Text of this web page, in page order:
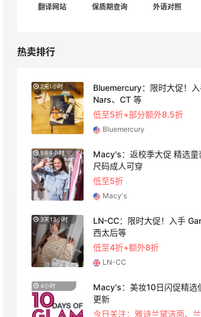
翻译网站 保质期查询 外语对照
热卖排行
2天1小时
Bluemercury：限时大促！入
Nars、CT 等
低至5折+部分额外8.5折
Bluemercury
5天4小时
Macy's：返校季大促 精选童
尺码成人可穿
低至5折
Macy's
3天13小时
LN-CC：限时大促！入手
西太后等
低至4折+额外8折
LN-CC
4小时
Macy's：美妆10日闪促精选
更新
今日关注：雅诗兰黛洁面、